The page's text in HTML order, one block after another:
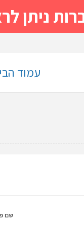
לראות
עמוד
שם